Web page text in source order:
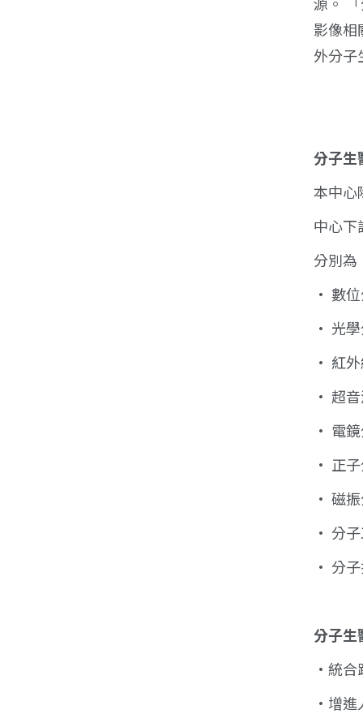
影像相
外分子
分子生
本中心
中心下
分別為
• 數
• 光
• 紅
• 超
• 電
• 正
• 磁
• 分
• 分
分子生
•統合
•增進